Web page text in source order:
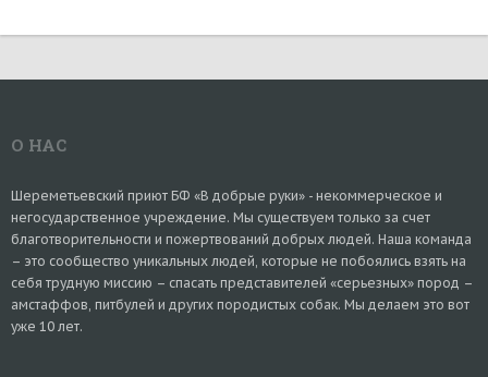
О НАС
Шереметьевский приют БФ «В добрые руки» - некоммерческое и
негосударственное учреждение. Мы существуем только за счет
благотворительности и пожертвований добрых людей. Наша команда
– это сообщество уникальных людей, которые не побоялись взять на
себя трудную миссию – спасать представителей «серьезных» пород –
амстаффов, питбулей и других породистых собак. Мы делаем это вот
уже 10 лет.